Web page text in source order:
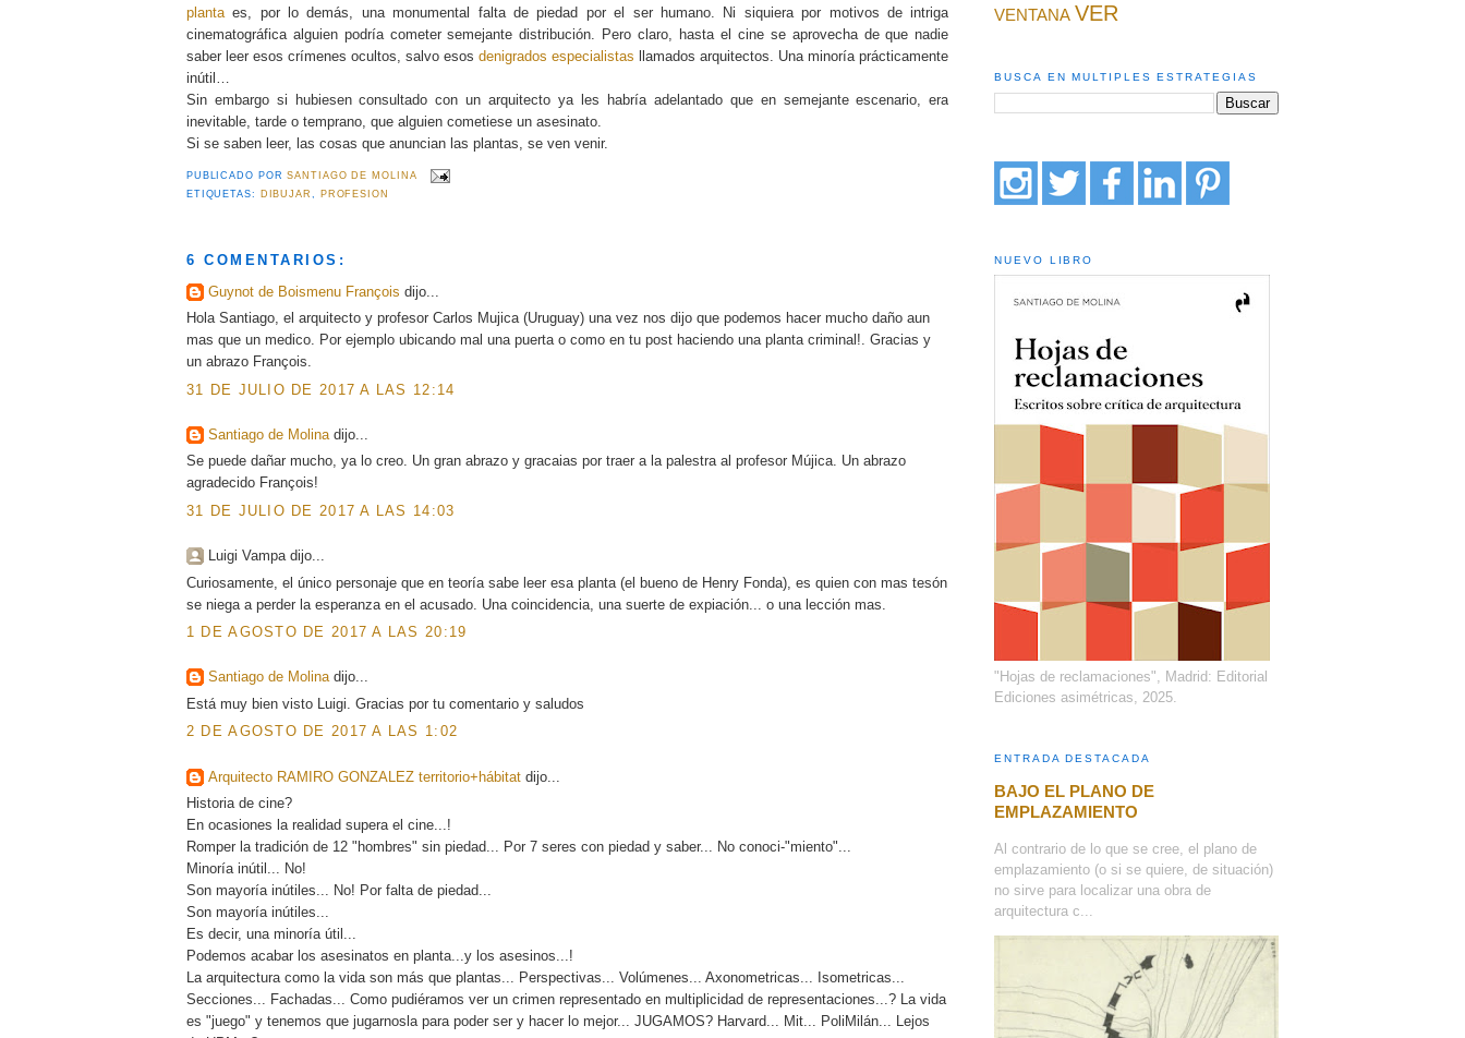
plantaes, por lo demás, una monumental falta de piedad por el ser humano. Ni siquiera por motivos de intriga
cinematográfica alguien podría cometer semejante distribución. Pero claro, hasta el cine se aprovecha de que nadie
saber leer esos crímenes ocultos, salvo esosdenigrados especialistas llamados arquitectos. Una minoría prácticamente
inútil…
Sin embargo si hubiesen consultado con un arquitecto ya les habría adelantado que en semejante escenario, era
inevitable, tarde o temprano, que alguien cometiese un asesinato.
Si se saben leer, las cosas que anuncian las plantas, se ven venir.
PUBLICADO PORSANTIAGO DE MOLINA
ETIQUETAS:
DIBUJAR , PROFESION
6 COMENTARIOS:
Guynot de Boismenu François dijo...
Hola Santiago, el arquitecto y profesor Carlos Mujica (Uruguay) una vez nos dijo que podemos hacer mucho daño aun
mas que un medico. Por ejemplo ubicando mal una puerta o como en tu post haciendo una planta criminal!. Gracias y
un abrazo François.
31 DE JULIO DE 2017 A LAS 12:14
Santiago de Molinadijo...
Se puede dañar mucho, ya lo creo. Un gran abrazo y gracaias por traer a la palestra al profesor Mújica. Un abrazo
agradecido François!
31 DE JULIO DE 2017 A LAS 14:03
Luigi Vampa dijo...
Curiosamente, el único personaje que en teoría sabe leer esa planta (el bueno de Henry Fonda), es quien con mas tesón
se niega a perder la esperanza en el acusado. Una coincidencia, una suerte de expiación... o una lección mas.
1 DE AGOSTO DE 2017 A LAS 20:19
Santiago de Molinadijo...
Está muy bien visto Luigi. Gracias por tu comentario y saludos
2 DE AGOSTO DE 2017 A LAS 1:02
Arquitecto RAMIRO GONZALEZ territorio+hábitatdijo...
Historia de cine?
En ocasiones la realidad supera el cine...!
Romper la tradición de 12 "hombres" sin piedad... Por 7 seres con piedad y saber... No conoci-"miento"...
Minoría inútil... No!
Son mayoría inútiles... No! Por falta de piedad...
Son mayoría inútiles...
Es decir, una minoría útil...
Podemos acabar los asesinatos en planta...y los asesinos...!
La arquitectura como la vida son más que plantas... Perspectivas... Volúmenes... Axonometricas... Isometricas...
Secciones... Fachadas... Como pudiéramos ver un crimen representado en multiplicidad de representaciones...? La vida
es "juego" y tenemos que jugarnosla para poder ser y hacer lo mejor... JUGAMOS? Harvard... Mit... PoliMilán... Lejos
VENTANA VER
BUSCA EN MULTIPLES ESTRATEGIAS
NUEVO LIBRO
"Hojas de reclamaciones", Madrid: Editorial
Ediciones asimétricas, 2025.
ENTRADA DESTACADA
BAJO EL PLANO DE
EMPLAZAMIENTO
Al contrario de lo que se cree, el plano de
emplazamiento (o si se quiere, de situación)
no sirve para localizar una obra de
arquitectura c...